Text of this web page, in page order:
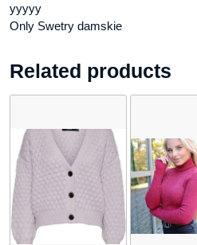
yyyyy
Only Swetry damskie
Related products